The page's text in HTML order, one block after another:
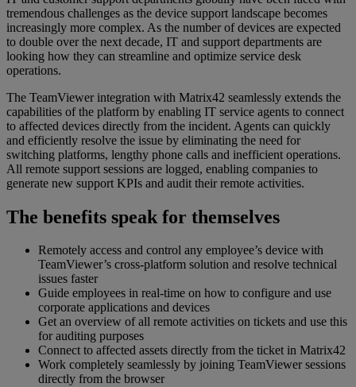
tremendous challenges as the device support landscape becomes
increasingly more complex. As the number of devices are expected
to double over the next decade, IT and support departments are
looking how they can streamline and optimize service desk
operations.
The TeamViewer integration with Matrix42 seamlessly extends the
capabilities of the platform by enabling IT service agents to connect
to affected devices directly from the incident. Agents can quickly
and efficiently resolve the issue by eliminating the need for
switching platforms, lengthy phone calls and inefficient operations.
All remote support sessions are logged, enabling companies to
generate new support KPIs and audit their remote activities.
The benefits speak for themselves
Remotely access and control any employee’s device with
TeamViewer’s cross-platform solution and resolve technical
issues faster
Guide employees in real-time on how to configure and use
corporate applications and devices
Get an overview of all remote activities on tickets and use this
for auditing purposes
Connect to affected assets directly from the ticket in Matrix42
Work completely seamlessly by joining TeamViewer sessions
directly from the browser